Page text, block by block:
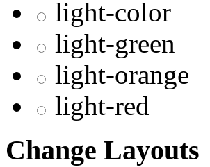
light-color
light-green
light-orange
light-red
Change Layouts